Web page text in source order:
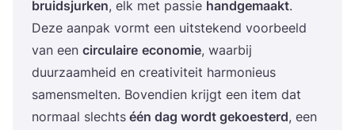
bruids­jur­ken, elk met pas­sie hand­ge­maakt.
Deze aan­pak vormt een uit­ste­kend voor­beeld
van een cir­cu­lai­re eco­no­mie, waar­bij
duur­zaam­heid en cre­a­ti­vi­teit har­mo­ni­eus
samen­smel­ten. Boven­dien krijgt een item dat
nor­maal slechts één dag wordt gekoes­terd, een